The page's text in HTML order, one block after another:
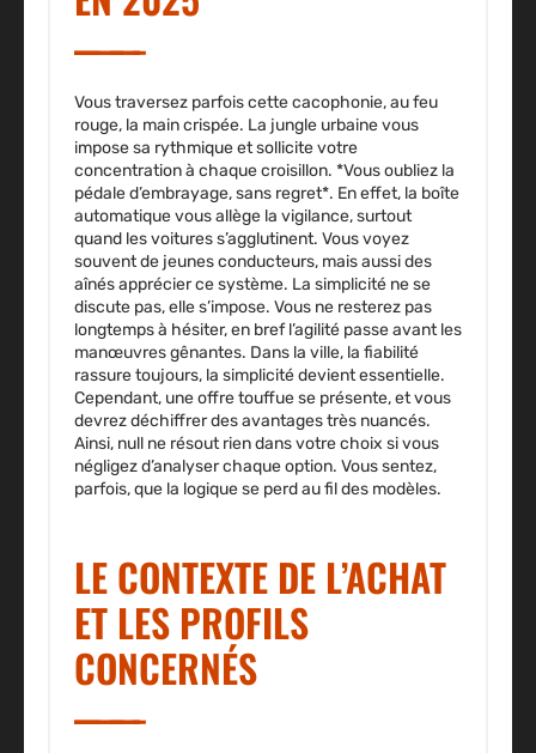
Vous traversez parfois cette cacophonie, au feu
rouge, la main crispée. La jungle urbaine vous
impose sa rythmique et sollicite votre
concentration à chaque croisillon. *Vous oubliez la
pédale d’embrayage, sans regret*. En effet, la boîte
automatique vous allège la vigilance, surtout
quand les voitures s’agglutinent. Vous voyez
souvent de jeunes conducteurs, mais aussi des
aînés apprécier ce système. La simplicité ne se
discute pas, elle s’impose. Vous ne resterez pas
longtemps à hésiter, en bref l’agilité passe avant les
manœuvres gênantes. Dans la ville, la fiabilité
rassure toujours, la simplicité devient essentielle.
Cependant, une offre touffue se présente, et vous
devrez déchiffrer des avantages très nuancés.
Ainsi, null ne résout rien dans votre choix si vous
négligez d’analyser chaque option. Vous sentez,
parfois, que la logique se perd au fil des modèles.
LE CONTEXTE DE L’ACHAT
ET LES PROFILS
CONCERNÉS